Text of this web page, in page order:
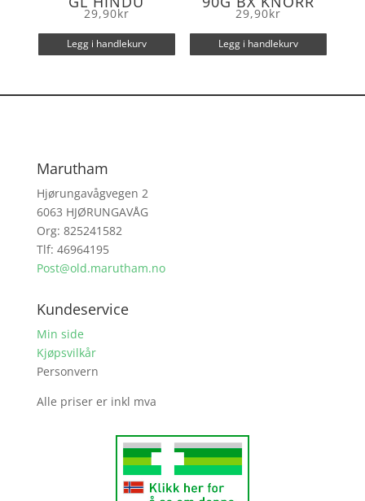
29,90kr
Legg i handlekurv
29,90kr
Legg i handlekurv
Marutham
Hjørungavågvegen 2
6063 HJØRUNGAVÅG
Org: 825241582
Tlf: 46964195
Post@old.marutham.no
Kundeservice
Min side
Kjøpsvilkår
Personvern
Alle priser er inkl mva